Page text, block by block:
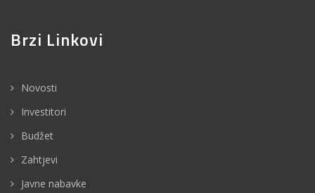
Brzi Linkovi
Novosti
Investitori
Budžet
Zahtjevi
Javne nabavke